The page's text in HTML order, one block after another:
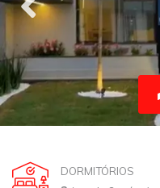
DORMITÓRIOS